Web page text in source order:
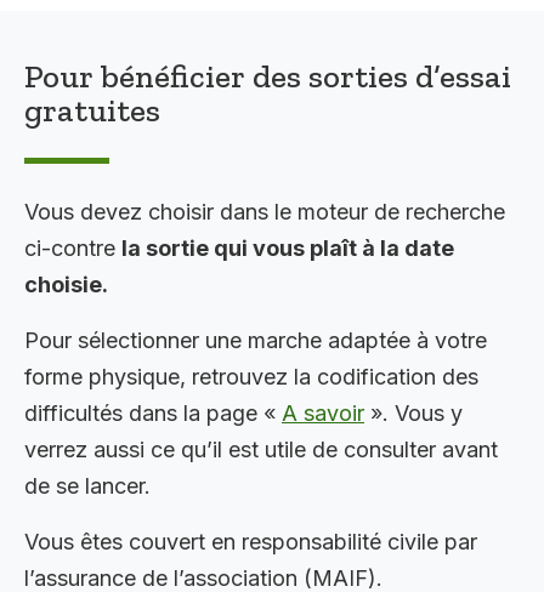
Pour bénéficier des sorties d’essai
gratuites
Vous devez choisir dans le moteur de recherche
ci-contre la sortie qui vous plaît à la date
choisie.
Pour sélectionner une marche adaptée à votre
forme physique, retrouvez la codification des
difficultés dans la page « A savoir ». Vous y
verrez aussi ce qu’il est utile de consulter avant
de se lancer.
Vous êtes couvert en responsabilité civile par
l’assurance de l’association (MAIF).